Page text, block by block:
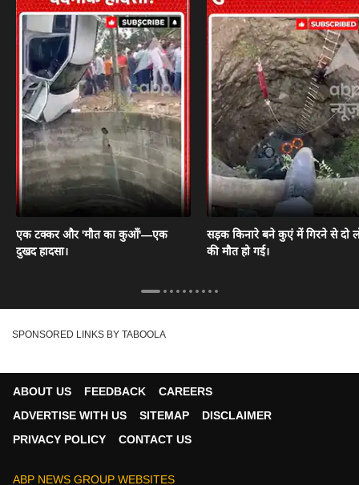
एक टक्कर और 'मौत का कुआँ'—एक
दुखद हादसा।
सड़क किनारे बने कुएं में गिरने से दो
की मौत हो गई।
SPONSORED LINKS BY TABOOLA
ABOUT US FEEDBACK
CAREERS
ADVERTISE WITH US
SITEMAP
DISCLAIMER
PRIVACY POLICY
CONTACT US
ABP NEWS GROUP WEBSITES